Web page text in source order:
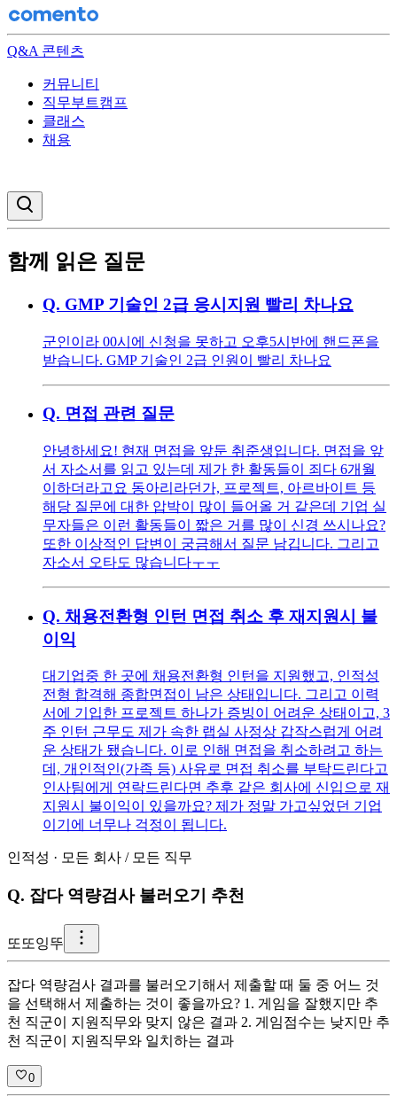
Q&A 콘텐츠
커뮤니티
직무부트캠프
클래스
채용
함께 읽은 질문
Q. GMP 기술인 2급 응시지원 빨리 차나요
군인이라 00시에 신청을 못하고 오후5시반에 핸드폰을
받습니다. GMP 기술인 2급 인원이 빨리 차나요
Q. 면접 관련 질문
안녕하세요! 현재 면접을 앞둔 취준생입니다. 면접을 앞
서 자소서를 읽고 있는데 제가 한 활동들이 죄다 6개월
이하더라고요 동아리라던가, 프로젝트, 아르바이트 등
해당 질문에 대한 압박이 많이 들어올 거 같은데 기업 실
무자들은 이런 활동들이 짧은 거를 많이 신경 쓰시나요?
또한 이상적인 답변이 궁금해서 질문 남깁니다. 그리고
자소서 오타도 많습니다ㅜㅜ
Q. 채용전환형 인턴 면접 취소 후 재지원시 불
이익
대기업중 한 곳에 채용전환형 인턴을 지원했고, 인적성
전형 합격해 종합면접이 남은 상태입니다. 그리고 이력
서에 기입한 프로젝트 하나가 증빙이 어려운 상태이고, 3
주 인턴 근무도 제가 속한 랩실 사정상 갑작스럽게 어려
운 상태가 됐습니다. 이로 인해 면접을 취소하려고 하는
데, 개인적인(가족 등) 사유로 면접 취소를 부탁드린다고
인사팀에게 연락드린다면 추후 같은 회사에 신입으로 재
지원시 불이익이 있을까요? 제가 정말 가고싶었던 기업
이기에 너무나 걱정이 됩니다.
인적성 · 모든 회사 / 모든 직무
Q. 잡다 역량검사 불러오기 추천
또 또잉뚜
잡다 역량검사 결과를 불러오기해서 제출할 때 둘 중 어느 것
을 선택해서 제출하는 것이 좋을까요? 1. 게임을 잘했지만 추
천 직군이 지원직무와 맞지 않은 결과 2. 게임점수는 낮지만 추
천 직군이 지원직무와 일치하는 결과
0